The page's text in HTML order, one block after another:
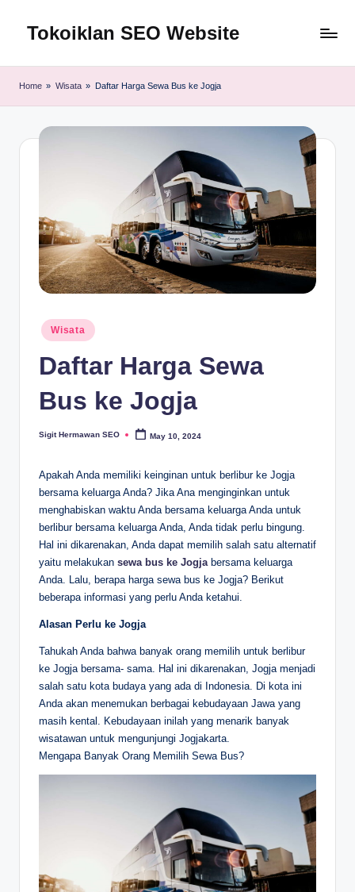
Tokoiklan SEO Website
dan
Terbaik
Bergaransi
Home » Wisata » Daftar Harga Sewa Bus ke Jogja
Posted
in
Wisata
Daftar Harga Sewa
Bus ke Jogja
Posted
Sigit Hermawan SEO May 10, 2024
Apakah Anda memiliki keinginan untuk berlibur ke Jogja
bersama keluarga Anda? Jika Ana menginginkan untuk
menghabiskan waktu Anda bersama keluarga Anda untuk
berlibur bersama keluarga Anda, Anda tidak perlu bingung.
Hal ini dikarenakan, Anda dapat memilih salah satu alternatif
yaitu melakukan sewa bus ke Jogjabersama keluarga
Anda. Lalu, berapa harga sewa bus ke Jogja? Berikut
beberapa informasi yang perlu Anda ketahui.
Alasan Perlu ke Jogja
Tahukah Anda bahwa banyak orang memilih untuk berlibur
ke Jogja bersama- sama. Hal ini dikarenakan, Jogja menjadi
salah satu kota budaya yang ada di Indonesia. Di kota ini
Anda akan menemukan berbagai kebudayaan Jawa yang
masih kental. Kebudayaan inilah yang menarik banyak
wisatawan untuk mengunjungi Jogjakarta.
Mengapa Banyak Orang Memilih Sewa Bus?